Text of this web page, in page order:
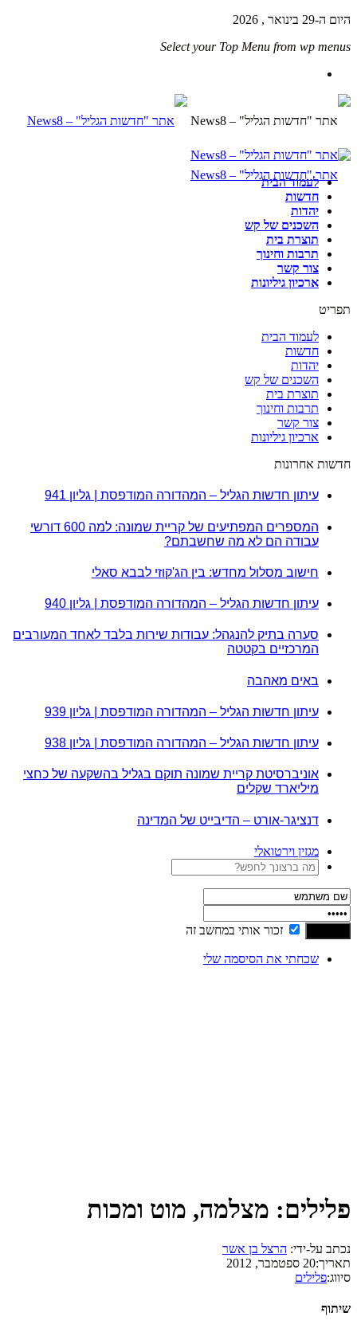
היום ה-29 בינואר , 2026
Select your Top Menu from wp menus
לעמוד הבית
חדשות
יהדות
השכנים של קש
תוצרת בית
תרבות וחינוך
צור קשר
ארכיון גיליונות
תפריט
לעמוד הבית
חדשות
יהדות
השכנים של קש
תוצרת בית
תרבות וחינוך
צור קשר
ארכיון גיליונות
חדשות אחרונות
עיתון חדשות הגליל – המהדורה המודפסת | גליון 941
המספרים המפתיעים של קריית שמונה: למה 600 דורשי
עבודה הם לא מה שחשבתם?
חישוב מסלול מחדש: בין הג'קוזי לבבא סאלי
עיתון חדשות הגליל – המהדורה המודפסת | גליון 940
סערה בתיק להנגהל: עבודות שירות בלבד לאחד המעורבים
המרכזיים בקטטה
באים מאהבה
עיתון חדשות הגליל – המהדורה המודפסת | גליון 939
עיתון חדשות הגליל – המהדורה המודפסת | גליון 938
אוניברסיטת קריית שמונה תוקם בגליל בהשקעה של כחצי
מיליארד שקלים
דנציגר-אורט – הדיבייט של המדינה
מגזין וירטואלי
זכור אותי במחשב זה
שכחתי את הסיסמה שלי
פלילים: מצלמה, מוט ומכות
נכתב על-ידי: הרצל בן אשר
תאריך:20 ספטמבר, 2012
סיווג:פלילים
שיתוף